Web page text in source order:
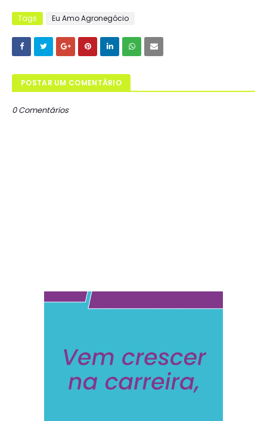
Tags Eu Amo Agronegócio
POSTAR UM COMENTÁRIO
0 Comentários